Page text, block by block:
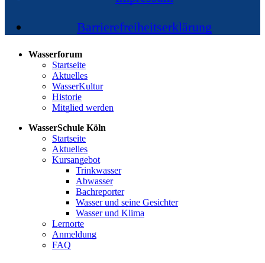
Barrierefreiheitserklärung
Wasserforum
Startseite
Aktuelles
WasserKultur
Historie
Mitglied werden
WasserSchule Köln
Startseite
Aktuelles
Kursangebot
Trinkwasser
Abwasser
Bachreporter
Wasser und seine Gesichter
Wasser und Klima
Lernorte
Anmeldung
FAQ